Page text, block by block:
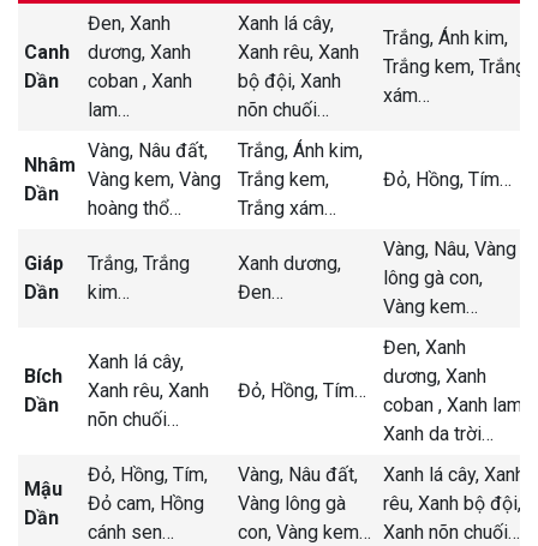
Canh
Dần
Đen, Xanh
dương, Xanh
coban , Xanh
lam…
Xanh lá cây,
Xanh rêu, Xanh
bộ đội, Xanh
nõn chuối…
Trắng, Ánh kim,
Trắng kem, Trắng
xám…
Nhâm
Dần
Vàng, Nâu đất,
Vàng kem, Vàng
hoàng thổ…
Trắng, Ánh kim,
Trắng kem,
Trắng xám…
Đỏ, Hồng, Tím…
Giáp
Dần
Trắng, Trắng
kim…
Xanh dương,
Đen…
Vàng, Nâu, Vàng
lông gà con,
Vàng kem…
Bích
Dần
Xanh lá cây,
Xanh rêu, Xanh
nõn chuối…
Đỏ, Hồng, Tím…
Đen, Xanh
dương, Xanh
coban , Xanh lam,
Xanh da trời…
Mậu
Dần
Đỏ, Hồng, Tím,
Đỏ cam, Hồng
cánh sen…
Vàng, Nâu đất,
Vàng lông gà
con, Vàng kem…
Xanh lá cây, Xanh
rêu, Xanh bộ đội,
Xanh nõn chuối…